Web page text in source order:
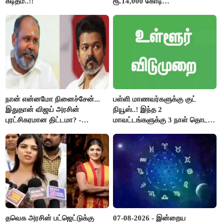
நான் என்னமோ நினைச்சேன்...
இதுதான் விஜய் அரசின்
புரட்சிகரமான திட்டமா? -
பள்ளி மாணவர்களுக்கு குட்
நியூஸ்..! இந்த 2
மாவட்டங்களுக்கு 3 நாள் தொடர்
தவெக அரசின் பட்ஜெட்டுக்கு 07-08-2026 - இன்றைய